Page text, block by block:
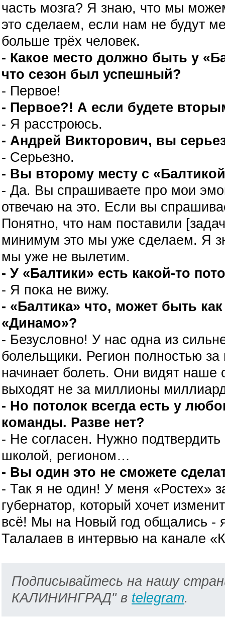
часть мозга? Я знаю, что мы
это сделаем, если нам не будут
больше трёх человек.
- Какое место должно быть у
что сезон был успешный?
- Первое!
- Первое?! А если будете
- Я расстроюсь.
- Андрей Викторович, вы
- Серьезно.
- Вы второму месту с
- Да. Вы спрашиваете про мои
отвечаю на это. Если вы
Понятно, что нам поставили
минимум это мы уже сделаем. Я
мы уже не вылетим.
- У «Балтики» есть какой-то
- Я пока не вижу.
- «Балтика» что, может быть
«Динамо»?
- Безусловно! У нас одна из
болельщики. Регион полностью за
начинает болеть. Они видят
выходят не за миллионы
- Но потолок всегда есть у
команды. Разве нет?
- Не согласен. Нужно
школой, регионом…
- Вы один это не сможете
- Так я не один! У меня «Ростех»
губернатор, который хочет
всё! Мы на Новый год общались -
Талалаев в интервью на канале
Подписывайтесь на нашу
КАЛИНИНГРАД" в telegram.